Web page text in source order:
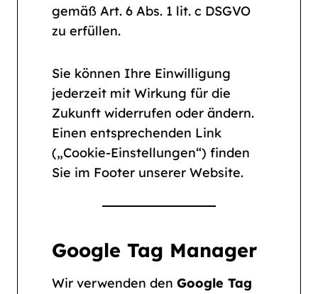
gemäß Art. 6 Abs. 1 lit. c DSGVO
zu erfüllen.
Sie können Ihre Einwilligung
jederzeit mit Wirkung für die
Zukunft widerrufen oder ändern.
Einen entsprechenden Link
(„Cookie-Einstellungen“) finden
Sie im Footer unserer Website.
Google Tag Manager
Wir verwenden den Google Tag